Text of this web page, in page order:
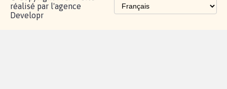
réalisé par l'agence
Developr